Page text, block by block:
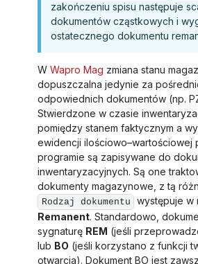
zakończeniu spisu następuje
dokumentów cząstkowych i
ostatecznego dokumentu
W Wapro Mag zmiana stanu
dopuszczalna jedynie za
odpowiednich dokumentów (np.
Stwierdzone w czasie
pomiędzy stanem faktycznym a
ewidencji ilościowo–wartościowej
programie są zapisywane do
inwentaryzacyjnych. Są one
dokumenty magazynowe, z tą
Rodzaj dokumentu
występuje w
Remanent. Standardowo,
sygnaturę REM (jeśli
lub BO (jeśli korzystano z funkcji
otwarcia). Dokument BO jest